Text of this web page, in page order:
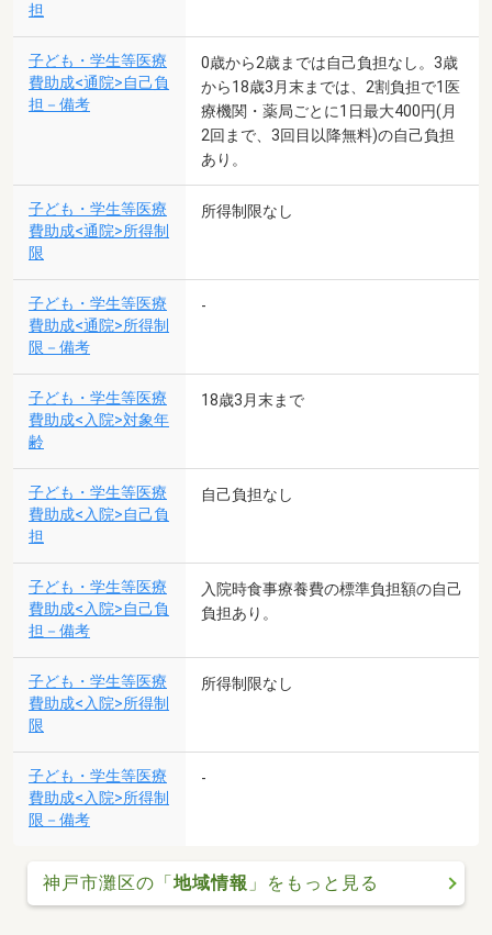
担
子ども・学生等医療
費助成<通院>自己負
担－備考
0歳から2歳までは自己負担なし。3歳
から18歳3月末までは、2割負担で1医
療機関・薬局ごとに1日最大400円(月
2回まで、3回目以降無料)の自己負担
あり。
子ども・学生等医療
費助成<通院>所得制
限
所得制限なし
子ども・学生等医療
費助成<通院>所得制
限－備考
-
子ども・学生等医療
費助成<入院>対象年
齢
18歳3月末まで
子ども・学生等医療
費助成<入院>自己負
担
自己負担なし
子ども・学生等医療
費助成<入院>自己負
担－備考
入院時食事療養費の標準負担額の自己
負担あり。
子ども・学生等医療
費助成<入院>所得制
限
所得制限なし
子ども・学生等医療
費助成<入院>所得制
限－備考
-
神戸市灘区の「地域情報 」をもっと見る